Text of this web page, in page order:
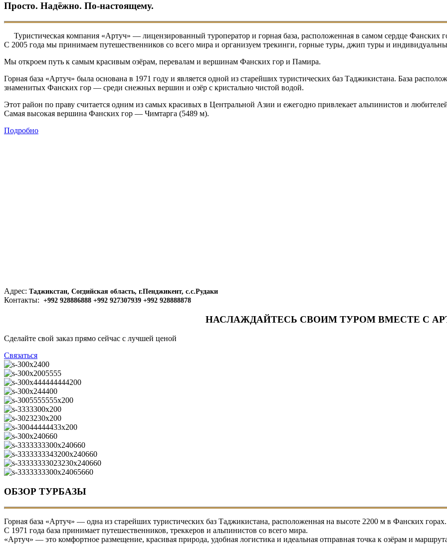
Просто. Надёжно. По-настоящему.
Туристическая компания «Артуч» — лицензированный туроператор и горная база, расположенная в самом сердце Фанских
С 2005 года мы принимаем путешественников со всего мира и организуем трекинги, горные туры, джип туры и
Мы откроем путь к самым красивым озёрам, перевалам и вершинам Фанских гор и Памира.
Горная база «Артуч» была основана в 1971 году и является одной из старейших туристических баз Таджикистана. База
знаменитых Фанских гор — среди снежных вершин и озёр с кристально чистой водой.
Этот район по праву считается одним из самых красивых в Центральной Азии и ежегодно привлекает альпинистов и
Самая высокая вершина Фанских гор — Чимтарга (5489 м).
Подробно
Адрес: Таджикстан, Согдийская область, г.Пенджикент, с.с.Рудаки
Контакты: +992 928886888 +992 927307939 +992 928888878
НАСЛАЖДАЙТЕСЬ СВОИМ ТУРОМ ВМЕСТЕ С
Сделайте свой заказ прямо сейчас с лучшей ценой
Связаться
ОБЗОР ТУРБАЗЫ
Горная база «Артуч» — одна из старейших туристических баз Таджикистана, расположенная на высоте 2200 м в Фанских горах.
С 1971 года база принимает путешественников, треккеров и альпинистов со всего мира.
«Артуч» — это комфортное размещение, красивая природа, удобная логистика и идеальная отправная точка к озёрам и